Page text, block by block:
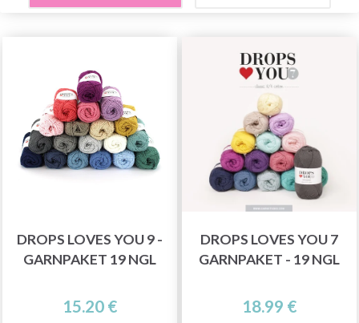
DROPS LOVES YOU 9 -
GARNPAKET 19 NGL
15.20 €
DROPS LOVES YOU 7
GARNPAKET - 19 NGL
18.99 €